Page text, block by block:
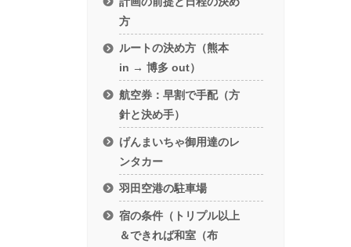
方
ルートの決め方（熊本
in → 博多 out）
航空券：早割で手配（方
針と決め手）
げんまいちゃ御用達のレ
ンタカー
羽田空港の駐車場
宿の条件（トリプル以上
＆できれば和室（布